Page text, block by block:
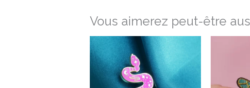
Vous aimerez peut-être